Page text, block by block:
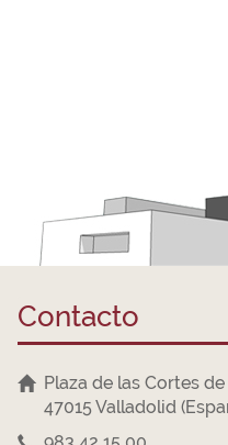
Contacto
Plaza de las Cortes de
47015 Valladolid